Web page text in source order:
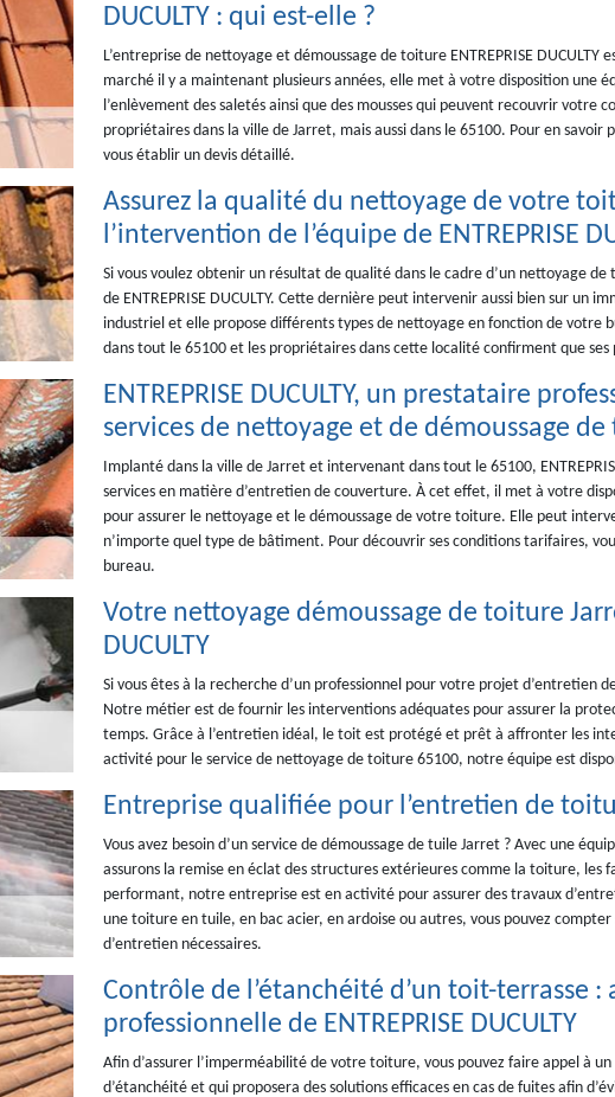
DUCULTY : qui est-elle ?
L’entreprise de nettoyage et démoussage de toiture ENTREPRISE
marché il y a maintenant plusieurs années, elle met à votre disposition une
l’enlèvement des saletés ainsi que des mousses qui peuvent recouvrir votre
propriétaires dans la ville de Jarret, mais aussi dans le 65100. Pour en savoir
vous établir un devis détaillé.
Assurez la qualité du nettoyage de votre
l’intervention de l’équipe de ENTREPRISE
Si vous voulez obtenir un résultat de qualité dans le cadre d’un nettoyage
de ENTREPRISE DUCULTY. Cette dernière peut intervenir aussi bien sur un
industriel et elle propose différents types de nettoyage en fonction de votre
dans tout le 65100 et les propriétaires dans cette localité confirment que
ENTREPRISE DUCULTY, un prestataire
services de nettoyage et de démoussage
Implanté dans la ville de Jarret et intervenant dans tout le 65100,
services en matière d’entretien de couverture. À cet effet, il met à votre
pour assurer le nettoyage et le démoussage de votre toiture. Elle peut
n’importe quel type de bâtiment. Pour découvrir ses conditions tarifaires,
bureau.
Votre nettoyage démoussage de toiture
DUCULTY
Si vous êtes à la recherche d’un professionnel pour votre projet d’entretien
Notre métier est de fournir les interventions adéquates pour assurer la
temps. Grâce à l’entretien idéal, le toit est protégé et prêt à affronter les
activité pour le service de nettoyage de toiture 65100, notre équipe est
Entreprise qualifiée pour l’entretien de
Vous avez besoin d’un service de démoussage de tuile Jarret ? Avec une
assurons la remise en éclat des structures extérieures comme la toiture, les
performant, notre entreprise est en activité pour assurer des travaux
une toiture en tuile, en bac acier, en ardoise ou autres, vous pouvez
d’entretien nécessaires.
Contrôle de l’étanchéité d’un toit-terrasse :
professionnelle de ENTREPRISE DUCULTY
Afin d’assurer l’imperméabilité de votre toiture, vous pouvez faire appel à
d’étanchéité et qui proposera des solutions efficaces en cas de fuites afin